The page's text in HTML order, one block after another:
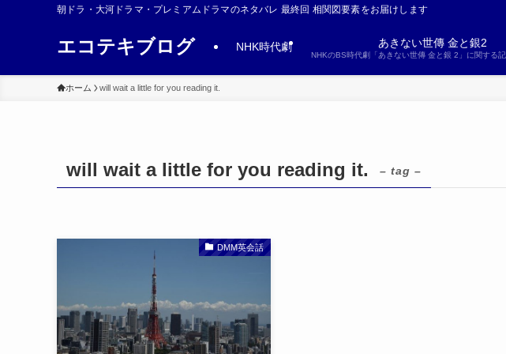
朝ドラ・大河ドラマ・プレミアムドラマのネタバレ 最終回 相関図要素をお届けします
エコテキブログ NHK時代劇 あきない世傳 金と銀2
NHKのBS時代劇「あきない世傳 金と銀 2」に関する記
ホーム will wait a little for you reading it.
will wait a little for you reading it. – tag –
DMM英会話